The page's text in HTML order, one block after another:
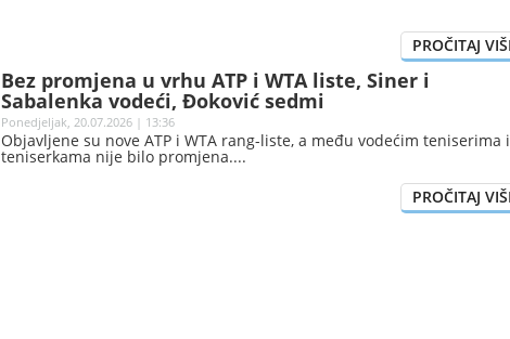
Bez promjena u vrhu ATP i WTA liste, Siner i
Sabalenka vodeći, Đoković sedmi
Ponedjeljak, 20.07.2026 | 13:36
Objavljene su nove ATP i WTA rang-liste, a među vodećim teniserima i
teniserkama nije bilo promjena.